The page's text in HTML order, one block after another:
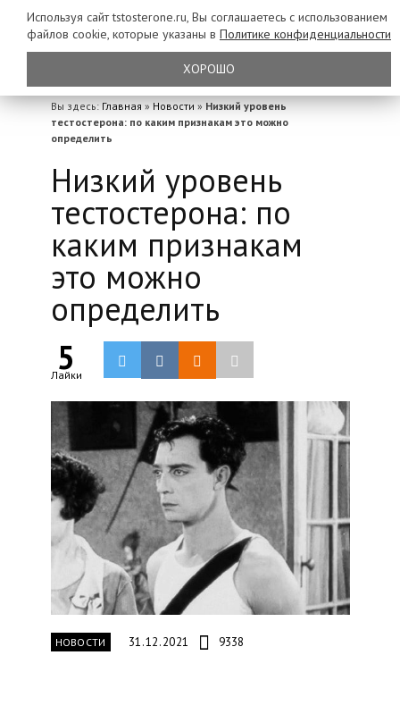
Вы здесь: Главная » Новости » Низкий уровень
тестостерона: по каким признакам это можно
определить
Низкий уровень
тестостерона: по
каким признакам
это можно
определить
5
Лайки
НОВОСТИ 31.12.2021 9338
Используя сайт tstosterone.ru, Вы соглашаетесь с использованием
файлов cookie, которые указаны в Политике конфиденциальности
ХОРОШО